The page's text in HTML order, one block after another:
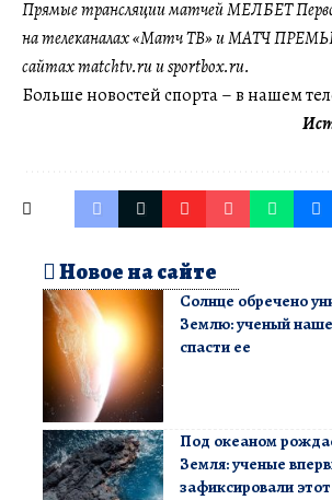
Прямые трансляции матчей МЕЛБЕТ
на телеканалах «Матч ТВ» и МАТЧ
сайтах matchtv.ru и sportbox.ru.
Больше новостей спорта – в нашем
Новое на сайте
Солнце обречено
Землю: ученый
спасти ее
Под океаном
Земля: ученые
зафиксировали